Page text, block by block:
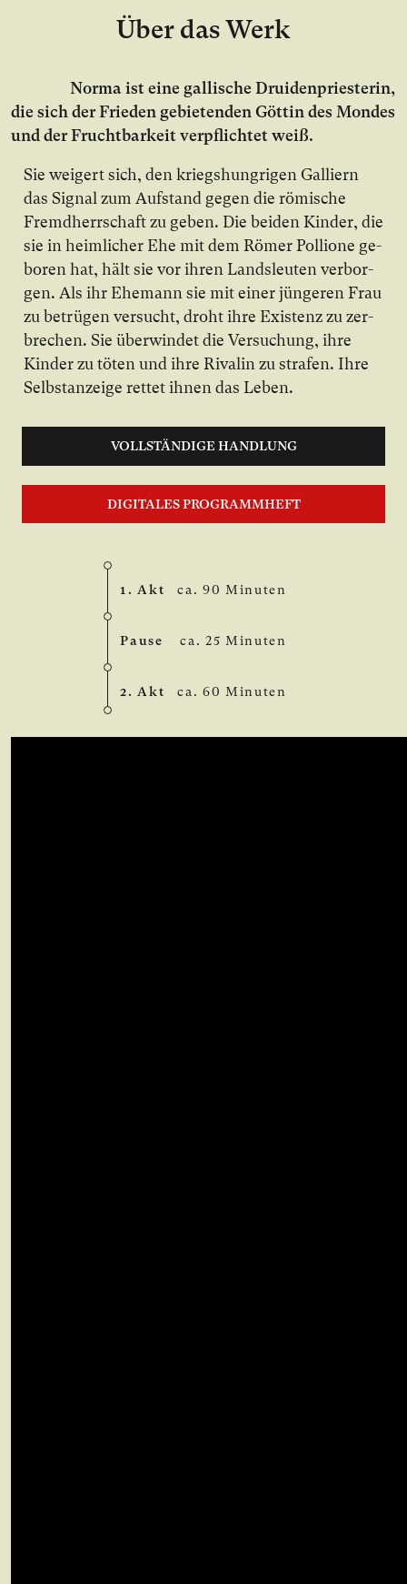
Über das Werk
Nor­ma ist ei­ne gal­li­sche Dru­i­den­pries­te­rin,
die sich der Frie­den ge­bie­ten­den Göt­tin des Mon­des
und der Frucht­bar­keit ver­pflich­tet weiß.
Sie wei­gert sich, den kriegs­hung­ri­gen Gal­li­ern
das Si­gnal zum Auf­stand ge­gen die rö­mi­sche
Fremd­herr­schaft zu ge­ben. Die bei­den Kin­der, die
sie in heim­li­cher Ehe mit dem Rö­mer Pol­lio­ne ge­
bo­ren hat, hält sie vor ih­ren Lands­leu­ten ver­bor­
gen. Als ihr Ehe­mann sie mit ei­ner jün­ge­ren Frau
zu be­trü­gen ver­sucht, droht ih­re Exis­tenz zu zer­
bre­chen. Sie über­win­det die Ver­su­chung, ih­re
Kin­der zu tö­ten und ih­re Ri­va­lin zu stra­fen. Ih­re
Selbst­an­zei­ge ret­tet ih­nen das Le­ben.
VOLLSTÄNDIGE HANDLUNG
DIGITALES PROGRAMMHEFT
1. Akt ca. 90 Minuten
Pause ca. 25 Minuten
2. Akt ca. 60 Minuten